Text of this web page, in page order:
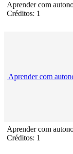
Aprender com
Créditos: 1
Aprender com
Aprender com
Créditos: 1